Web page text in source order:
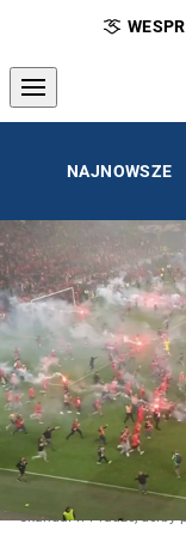
NAJNOWSZE
Skandal w Pradze, derby